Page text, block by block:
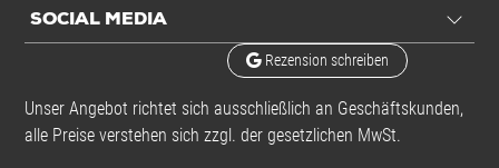
SOCIAL MEDIA
Rezension schreiben
Unser Angebot richtet sich ausschließlich an Geschäftskunden,
alle Preise verstehen sich zzgl. der gesetzlichen MwSt.